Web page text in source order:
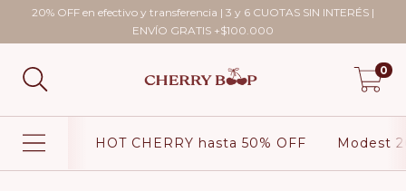
20% OFF en efectivo y transferencia | 3 y 6 CUOTAS SIN INTERÉS |
ENVÍO GRATIS +$100.000
0
HOT CHERRY hasta 50% OFF Modest